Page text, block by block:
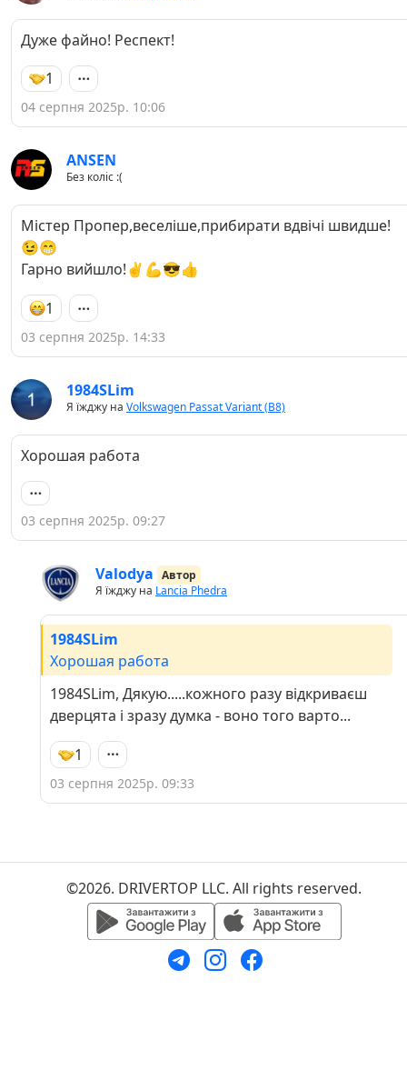
Дуже файно! Респект!
1
04 серпня 2025р. 10:06
ANSEN
Без коліс :(
Містер Пропер,веселіше,прибирати вдвічі швидше!
😉😁
Гарно вийшло!✌️💪😎👍
1
03 серпня 2025р. 14:33
1984SLim
Я їжджу на Volkswagen Passat Variant (B8)
Хорошая работа
03 серпня 2025р. 09:27
Valodya Автор
Я їжджу на Lancia Phedra
1984SLim
Хорошая работа
1984SLim, Дякую.....кожного разу відкриваєш
дверцята і зразу думка - воно того варто...
1
03 серпня 2025р. 09:33
©2026. DRIVERTOP LLC. All rights reserved.